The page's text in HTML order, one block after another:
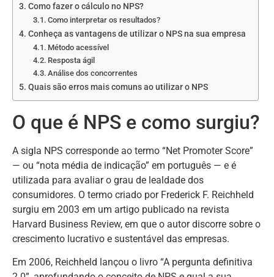
Como fazer o cálculo no NPS?
Como interpretar os resultados?
Conheça as vantagens de utilizar o NPS na sua empresa
Método acessível
Resposta ágil
Análise dos concorrentes
Quais são erros mais comuns ao utilizar o NPS
O que é NPS e como surgiu?
A sigla NPS corresponde ao termo “Net Promoter Score”
— ou “nota média de indicação” em português — e é
utilizada para avaliar o grau de lealdade dos
consumidores. O termo criado por Frederick F. Reichheld
surgiu em 2003 em um artigo publicado na revista
Harvard Business Review, em que o autor discorre sobre o
crescimento lucrativo e sustentável das empresas.
Em 2006, Reichheld lançou o livro “A pergunta definitiva